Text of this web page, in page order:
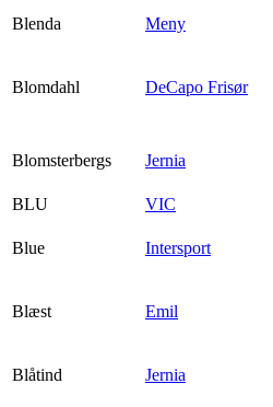
Blenda
Meny
Blomdahl DeCapo Frisør
Blomsterbergs Jernia
BLU
VIC
Blue Intersport
Blæst Emil
Blåtind Jernia